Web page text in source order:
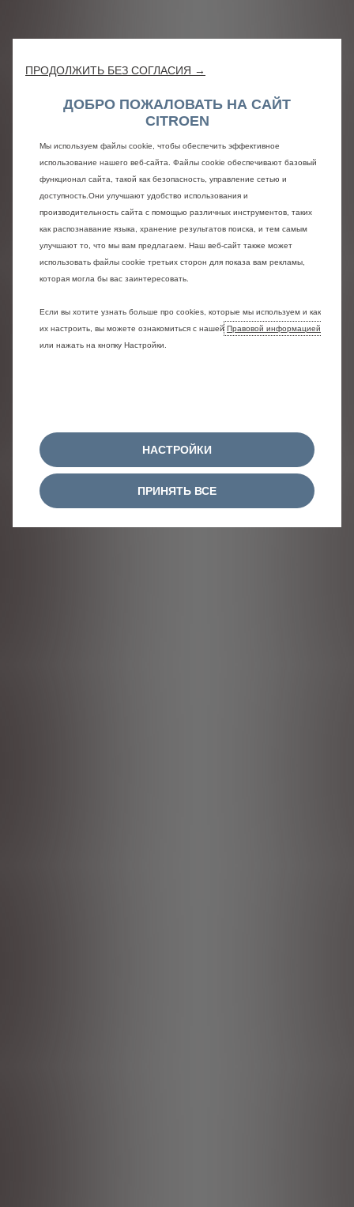
ПРОДОЛЖИТЬ БЕЗ СОГЛАСИЯ →
ДОБРО ПОЖАЛОВАТЬ НА САЙТ
CITROEN
Мы используем файлы cookie, чтобы обеспечить эффективное
использование нашего веб-сайта. Файлы cookie обеспечивают базовый
функционал сайта, такой как безопасность, управление сетью и
доступность.Они улучшают удобство использования и
производительность сайта с помощью различных инструментов, таких
как распознавание языка, хранение результатов поиска, и тем самым
улучшают то, что мы вам предлагаем. Наш веб-сайт также может
использовать файлы cookie третьих сторон для показа вам рекламы,
которая могла бы вас заинтересовать.
Если вы хотите узнать больше про cookies, которые мы используем и как
их настроить, вы можете ознакомиться с нашей Правовой информацией
или нажать на кнопку Настройки.
НАСТРОЙКИ
ПРИНЯТЬ ВСЕ